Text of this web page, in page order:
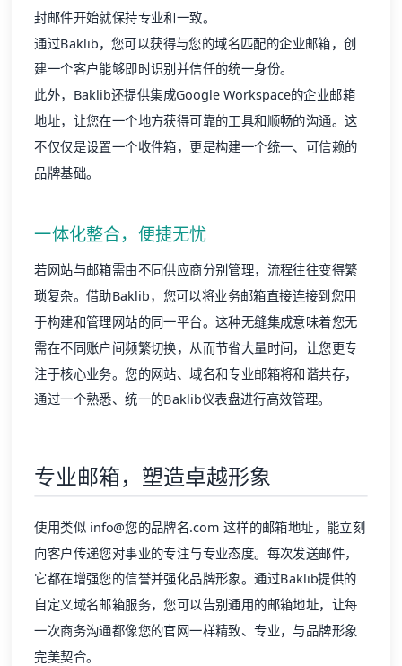
建一个客户能够即时识别并信任的统一身份。
此外，Baklib还提供集成Google Workspace的企业邮箱
地址，让您在一个地方获得可靠的工具和顺畅的沟通。这
不仅仅是设置一个收件箱，更是构建一个统一、可信赖的
品牌基础。
一体化整合，便捷无忧
若网站与邮箱需由不同供应商分别管理，流程往往变得繁
于构建和管理网站的同一平台。这种无缝集成意味着您无
需在不同账户间频繁切换，从而节省大量时间，让您更专
注于核心业务。您的网站、域名和专业邮箱将和谐共存，
通过一个熟悉、统一的Baklib仪表盘进行高效管理。
使用类似 info@您的品牌名.com 这样的邮箱地址，能立刻
它都在增强您的信誉并强化品牌形象。通过Baklib提供的
自定义域名邮箱服务，您可以告别通用的邮箱地址，让每
一次商务沟通都像您的官网一样精致、专业，与品牌形象
完美契合。